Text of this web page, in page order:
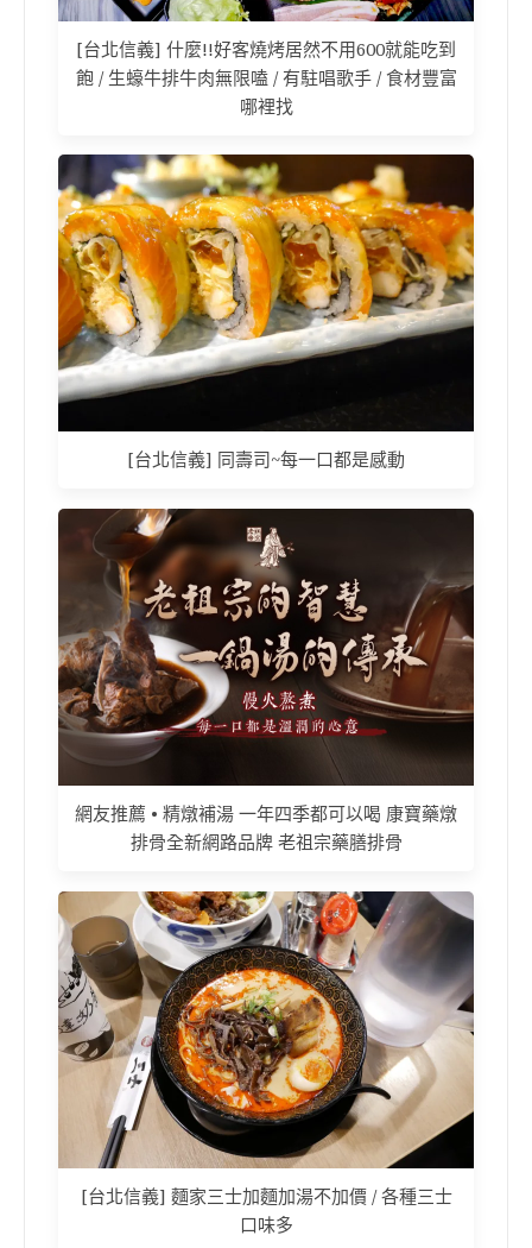
[台北信義] 什麼!!好客燒烤居然不用600就能吃到
飽 / 生蠔牛排牛肉無限嗑 / 有駐唱歌手 / 食材豐富
哪裡找
[台北信義] 同壽司~每一口都是感動
網友推薦 • 精燉補湯 一年四季都可以喝 康寶藥燉
排骨全新網路品牌 老祖宗藥膳排骨
[台北信義] 麵家三士加麵加湯不加價 / 各種三士
口味多